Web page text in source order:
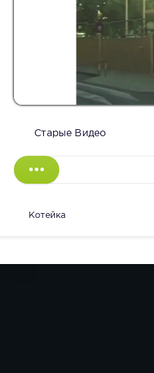
Старые Видео
Котейка